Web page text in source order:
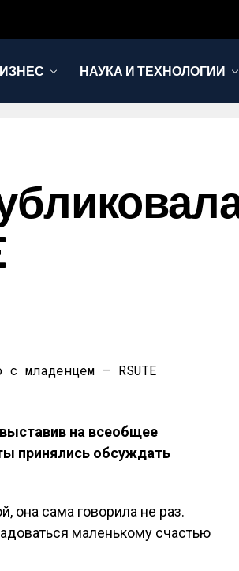
НАУКА И ТЕХНОЛОГИИ
на всеобщее
принялись обсуждать
она сама говорила не раз.
маленькому счастью